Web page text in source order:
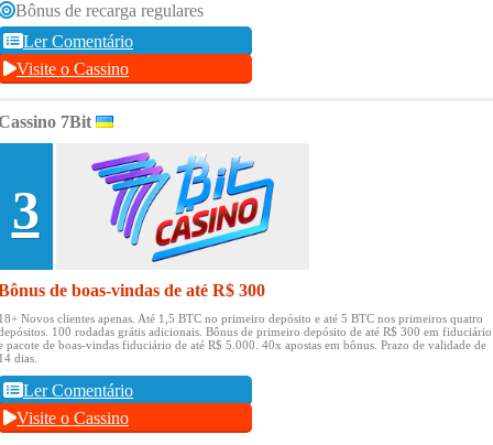
Bônus de recarga regulares
Ler Comentário
Visite o Cassino
7Bit
3
de boas-vindas de até R$ 300
Novos clientes apenas. Até 1,5 BTC no primeiro depósito e até 5 BTC nos primeiros quatro
100 rodadas grátis adicionais. Bônus de primeiro depósito de até R$ 300 em fiduciário
pacote de boas-vindas fiduciário de até R$ 5.000. 40x apostas em bônus. Prazo de validade de
dias.
Ler Comentário
Visite o Cassino